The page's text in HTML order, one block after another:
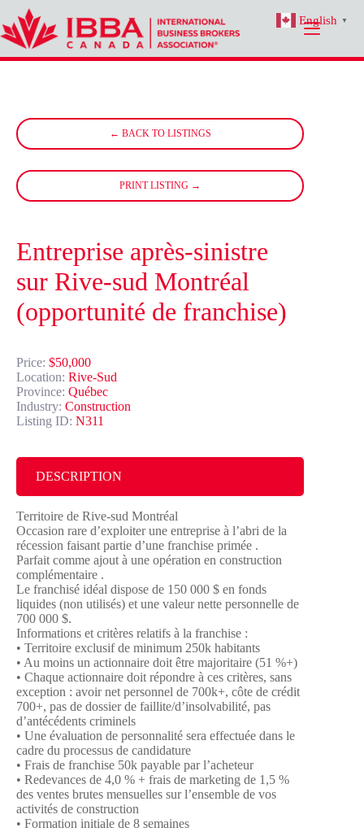
content
← BACK TO LISTINGS
PRINT LISTING →
Entreprise après-sinistre
sur Rive-sud Montréal
(opportunité de franchise)
Price: $50,000
Location: Rive-Sud
Province: Québec
Industry: Construction
Listing ID: N311
DESCRIPTION
Territoire de Rive-sud Montréal
Occasion rare d’exploiter une entreprise à l’abri de la
récession faisant partie d’une franchise primée .
Parfait comme ajout à une opération en construction
complémentaire .
Le franchisé idéal dispose de 150 000 $ en fonds
liquides (non utilisés) et une valeur nette personnelle de
700 000 $.
Informations et critères relatifs à la franchise :
• Territoire exclusif de minimum 250k habitants
• Au moins un actionnaire doit être majoritaire (51 %+)
• Chaque actionnaire doit répondre à ces critères, sans
exception : avoir net personnel de 700k+, côte de crédit
700+, pas de dossier de faillite/d’insolvabilité, pas
d’antécédents criminels
• Une évaluation de personnalité sera effectuée dans le
cadre du processus de candidature
• Frais de franchise 50k payable par l’acheteur
• Redevances de 4,0 % + frais de marketing de 1,5 %
des ventes brutes mensuelles sur l’ensemble de vos
activités de construction
• Formation initiale de 8 semaines
English ▼